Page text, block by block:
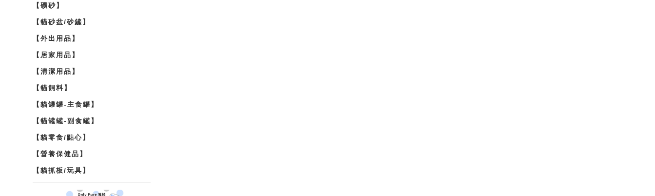
【礦砂】
【貓砂盆/砂鏟】
【外出用品】
【居家用品】
【清潔用品】
【貓飼料】
【貓罐罐-主食罐】
【貓罐罐-副食罐】
【貓零食/點心】
【營養保健品】
【貓抓板/玩具】